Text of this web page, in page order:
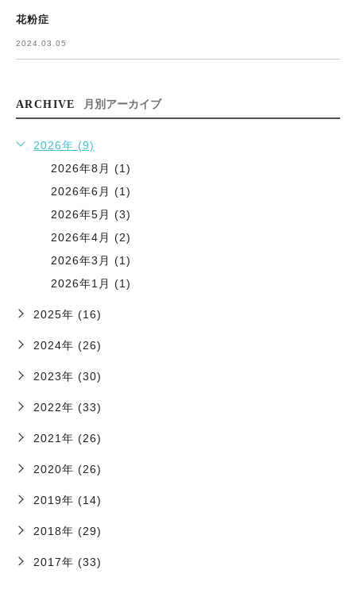
花粉症
2024.03.05
ARCHIVE 月別アーカイブ
2026年 (9)
2026年8月 (1)
2026年6月 (1)
2026年5月 (3)
2026年4月 (2)
2026年3月 (1)
2026年1月 (1)
2025年 (16)
2024年 (26)
2023年 (30)
2022年 (33)
2021年 (26)
2020年 (26)
2019年 (14)
2018年 (29)
2017年 (33)